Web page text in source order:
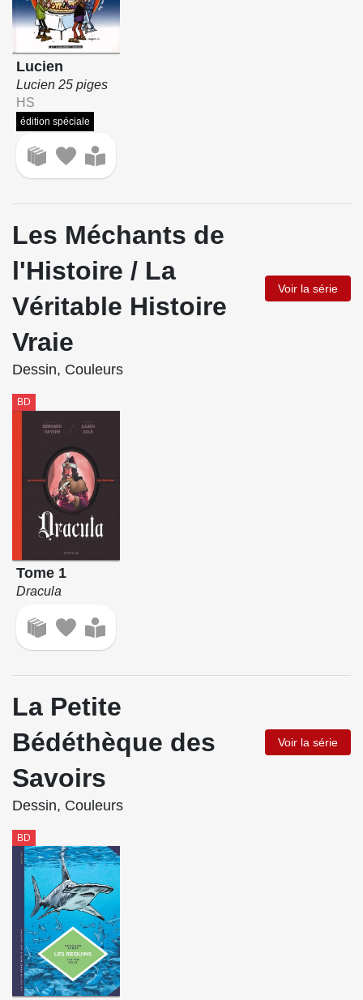
Lucien
Lucien 25 piges
HS
édition spéciale
Les Méchants de
l'Histoire / La
Véritable Histoire
Vraie
Voir la série
Dessin, Couleurs
BD
Tome 1
Dracula
La Petite
Bédéthèque des
Savoirs
Voir la série
Dessin, Couleurs
BD